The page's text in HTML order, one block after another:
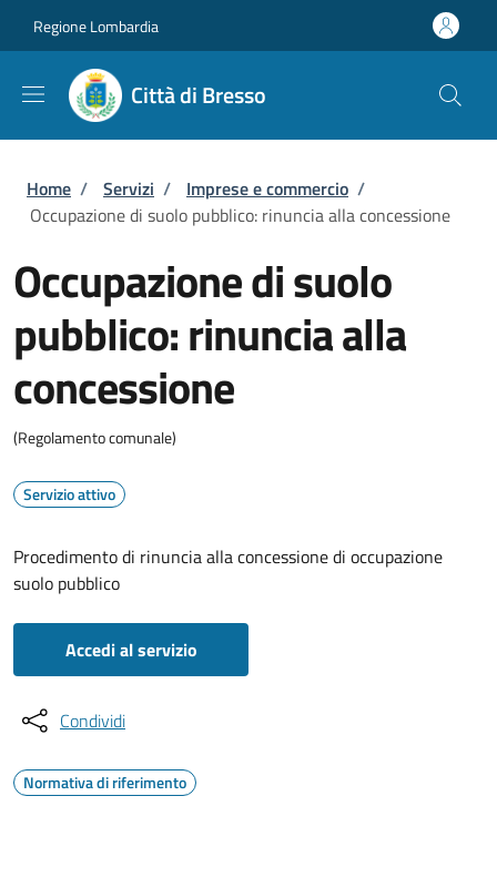
Regione Lombardia
Città di Bresso
Briciole di pane
Home / Servizi / Imprese e commercio /
Occupazione di suolo pubblico: rinuncia alla concessione
Occupazione di suolo
pubblico: rinuncia alla
concessione
(Regolamento comunale)
Servizio attivo
Procedimento di rinuncia alla concessione di occupazione
suolo pubblico
Accedi al servizio
Condividi
Normativa di riferimento